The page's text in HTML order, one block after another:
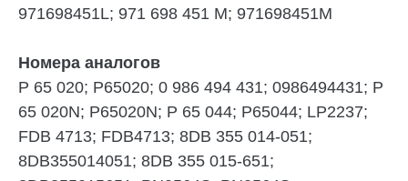
971698451L; 971 698 451 M; 971698451M
Номера аналогов
P 65 020; P65020; 0 986 494 431; 0986494431; P
65 020N; P65020N; P 65 044; P65044; LP2237;
FDB 4713; FDB4713; 8DB 355 014-051;
8DB355014051; 8DB 355 015-651;